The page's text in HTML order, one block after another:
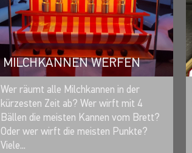
MILCHKANNEN WERFEN
MERKEN
Wer räumt alle Milchkannen in der
kürzesten Zeit ab? Wer wirft mit 4
Bällen die meisten Kannen vom Brett?
Oder wer wirft die meisten Punkte?
Viele...